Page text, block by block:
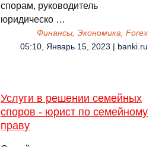
спорам, руководитель
юридическо …
Финансы, Экономика, Forex
05:10, Январь 15, 2023 | banki.ru
Услуги в решении семейных
споров - юрист по семейному
праву